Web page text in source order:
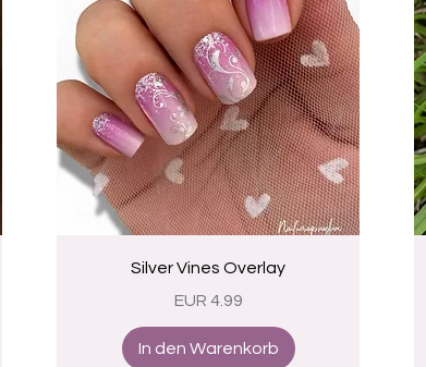
Schnellansicht
Silver Vines Overlay
Preis
EUR 4.99
In den Warenkorb